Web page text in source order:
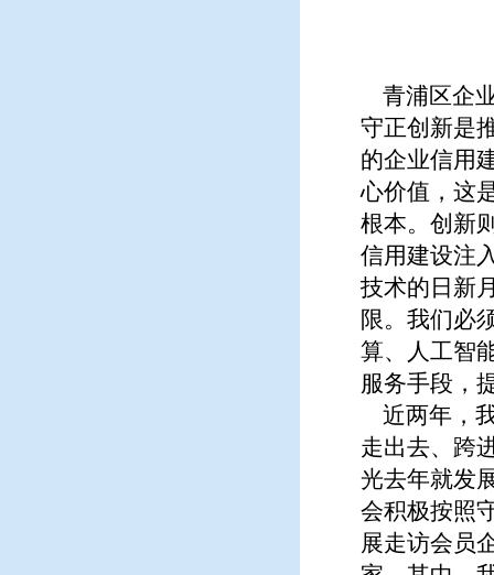
青浦区企
守正创新是
的企业信用
心价值，这
根本。创新
信用建设注
技术的日新
限。我们必
算、人工智
服务手段，
近两年，
走出去、跨
光去年就发
会积极按照
展走访会员